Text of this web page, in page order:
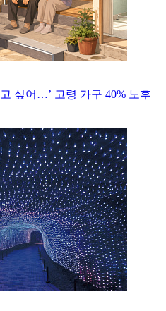
싶어…’ 고령 가구 40% 노후